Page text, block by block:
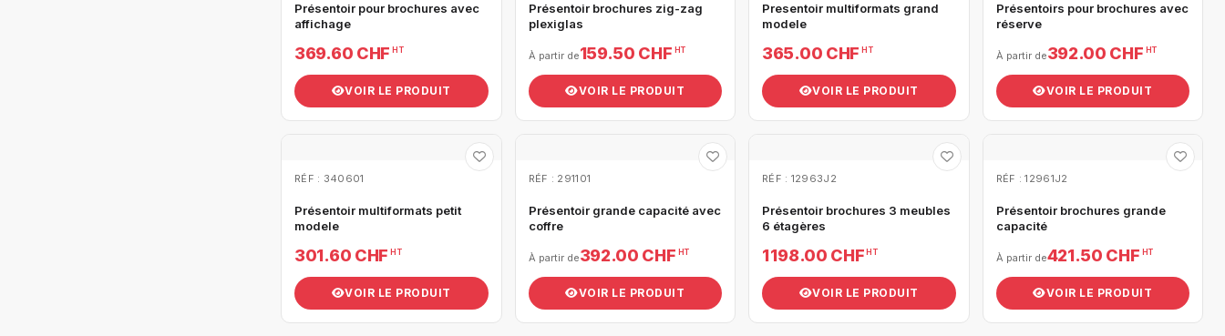
Présentoir pour brochures avec
affichage
369.60 CHF HT
VOIR LE PRODUIT
Présentoir brochures zig-zag
plexiglas
À partir de159.50 CHF HT
VOIR LE PRODUIT
Presentoir multiformats grand
modele
365.00 CHF HT
VOIR LE PRODUIT
Présentoirs pour brochures avec
réserve
À partir de392.00 CHF HT
VOIR LE PRODUIT
RÉF : 340601
Présentoir multiformats petit
modele
301.60 CHF HT
VOIR LE PRODUIT
RÉF : 291101
Présentoir grande capacité avec
coffre
À partir de392.00 CHF HT
VOIR LE PRODUIT
RÉF : 12963J2
Présentoir brochures 3 meubles
6 étagères
1 198.00 CHF HT
VOIR LE PRODUIT
RÉF : 12961J2
Présentoir brochures grande
capacité
À partir de421.50 CHF HT
VOIR LE PRODUIT